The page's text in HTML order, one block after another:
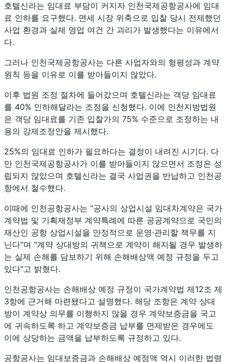
호텔신라는 임대료 부담이 커지자 인천국제공항공사에 임대
료 인하를 요구했다. 면세 시장 위축으로 입찰 당시 전제했던
사업 환경과 실제 영업 여건 간 괴리가 발생했다는 이유에서
다.
그러나 인천국제공항공사는 다른 사업자와의 형평성과 계약
원칙 등을 이유로 이를 받아들이지 않았다.
이후 법원 조정 절차에 들어갔으며 호텔신라는 객당 임대료
를 40% 인하해달라는 조정을 신청했다. 이에 인천지방법원
은 객당 임대료를 기존 입찰가의 75% 수준으로 조정하는 내
용의 강제조정안을 제시했다.
25%의 임대료 인하가 필요하다는 결정이 내려진 시기다. 다
만 인천국제공항공사가 이를 받아들이지 않으면서 조정은 성
립되지 않았으며 호텔신라는 결국 사업권을 반납하고 인천공
항에서 철수했다.
이때에 인천공항공사는 "공사의 상업시설 임대차계약은 국가
계약법 및 기획재정부 계약특례에 따른 공공계약으로 국민의
재산인 공항 상업시설을 안정적으로 운영·관리할 책무를 지
닌다"며 "계약 상대방의 귀책으로 계약이 해지될 경우 발생하
는 실제 손해를 담보하기 위해 손해배상액 예정 규정을 두고
있다"고 밝혔다.
인천공항공사는 손해배상 예정 규정이 국가계약법 제12조 제
3항에 근거해 마련됐다고 설명했다. 해당 조항은 계약 상대
방이 계약상 의무를 이행하지 않을 경우 계약보증금을 국고
에 귀속하도록 하고 계약보증금 납부를 면제받은 경우에도
이에 상당하는 금액을 납부하도록 규정하고 있다.
공항공사는 임대보증금과 손해배상 예정액 역시 이러한 법령